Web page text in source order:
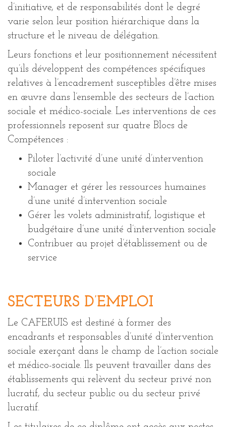
d’initiative, et de responsabilités dont le degré
varie selon leur position hiérarchique dans la
structure et le niveau de délégation.
Leurs fonctions et leur positionnement nécessitent
qu’ils développent des compétences spécifiques
relatives à l’encadrement susceptibles d’être mises
en œuvre dans l’ensemble des secteurs de l’action
sociale et médico-sociale. Les interventions de ces
professionnels reposent sur quatre Blocs de
Compétences :
Piloter l’activité d’une unité d’intervention
sociale
Manager et gérer les ressources humaines
d’une unité d’intervention sociale
Gérer les volets administratif, logistique et
budgétaire d’une unité d’intervention sociale
Contribuer au projet d’établissement ou de
service
SECTEURS D’EMPLOI
Le CAFERUIS est destiné à former des
encadrants et responsables d’unité d’intervention
sociale exerçant dans le champ de l’action sociale
et médico-sociale. Ils peuvent travailler dans des
établissements qui relèvent du secteur privé non
lucratif, du secteur public ou du secteur privé
lucratif.